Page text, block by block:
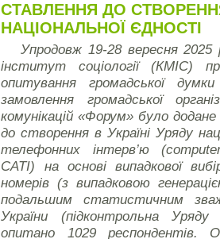
СТАВЛЕННЯ ДО
НАЦІОНАЛЬНОЇ ЄДНОСТІ
Упродовж 19-28 вересня 2025
інститут соціології (КМІС)
опитування громадської
замовлення громадської
комунікацій «Форум» було
до створення в Україні Уряду
телефонних інтерв’ю (
CATI)
на основі випадкової
номерів (з випадковою
подальшим статистичним
України (підконтрольна
опитано 1029 респондентів.